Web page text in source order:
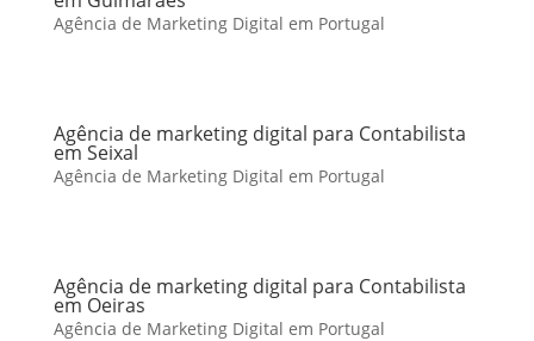
Agência de Marketing Digital em Portugal
Agência de marketing digital para Contabilista
em Seixal
Agência de Marketing Digital em Portugal
Agência de marketing digital para Contabilista
em Oeiras
Agência de Marketing Digital em Portugal